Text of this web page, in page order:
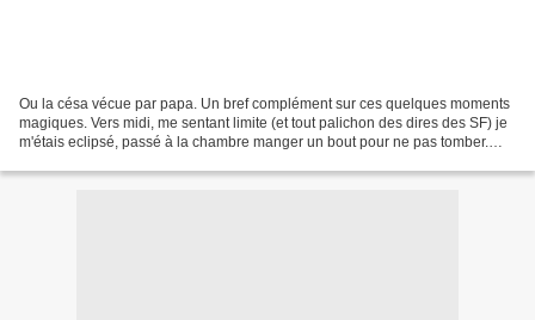
Ou la césa vécue par papa. Un bref complément sur ces quelques moments
magiques. Vers midi, me sentant limite (et tout palichon des dires des SF) je
m'étais eclipsé, passé à la chambre manger un bout pour ne pas tomber.